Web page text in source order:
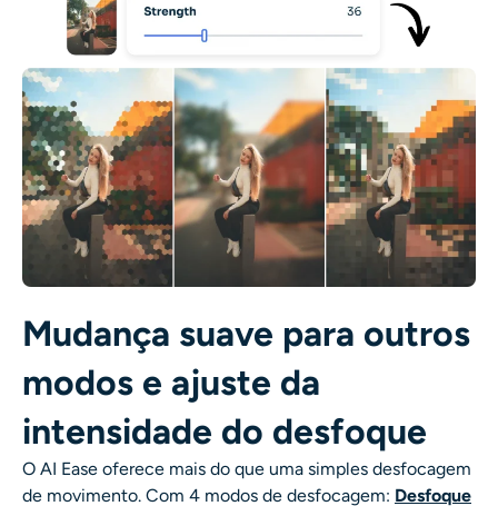
Mudança suave para outros
modos e ajuste da
intensidade do desfoque
O AI Ease oferece mais do que uma simples desfocagem
de movimento. Com 4 modos de desfocagem: Desfoque